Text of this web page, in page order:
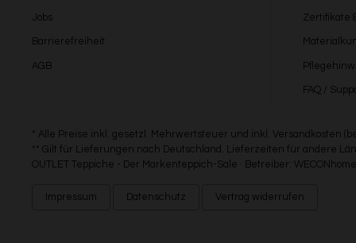
Jobs
Barrierefreiheit
AGB
Zertifikate
FAQ /
* Alle Preise inkl. gesetzl. Mehrwertsteuer und inkl. Versandkosten
** Gilt für Lieferungen nach Deutschland. Lieferzeiten für andere
OUTLET Teppiche - Der Markenteppich-Sale · Betreiber:
Impressum Datenschutz Vertrag widerrufen